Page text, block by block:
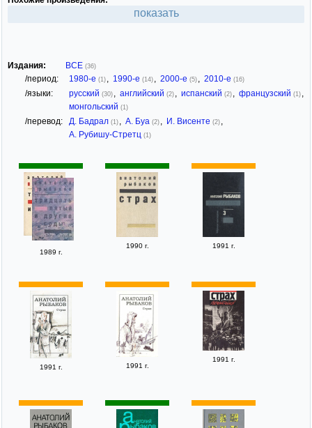
показать
Издания: ВСЕ (36)
/период: 1980-е (1) , 1990-е (14) , 2000-е (5) , 2010-е (16)
/языки: русский (30) , английский (2) , испанский (2) , французский (1) ,
монгольский (1)
/перевод: Д. Бадрал (1) , А. Буа (2) , И. Висенте (2) ,
А. Рубишу-Стретц (1)
1989 г.
1990 г. 1991 г.
1991 г. 1991 г.
1991 г.